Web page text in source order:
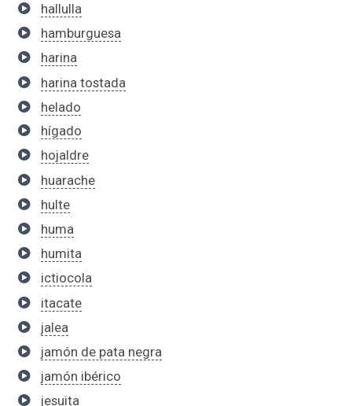
hallulla
hamburguesa
harina
harina tostada
helado
hígado
hojaldre
huarache
hulte
huma
humita
ictiocola
itacate
jalea
jamón de pata negra
jamón ibérico
jesuita